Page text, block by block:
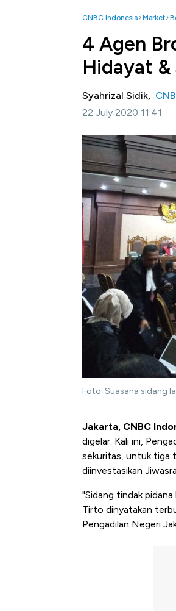
CNBC Indonesia Market
4 Agen
Hidayat &
Syahrizal Sidik,
22 July 2020 11:41
Foto: Suasana sidang
Jakarta, CNBC
digelar. Kali ini,
sekuritas, untuk tiga
diinvestasikan
"Sidang tindak
Tirto dinyatakan
Pengadilan Negeri